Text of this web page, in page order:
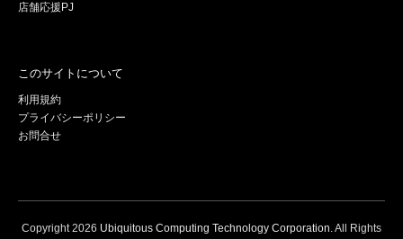
店舗応援PJ
このサイトについて
利用規約
プライバシーポリシー
お問合せ
Copyright2026 Ubiquitous Computing Technology Corporation. All Rights